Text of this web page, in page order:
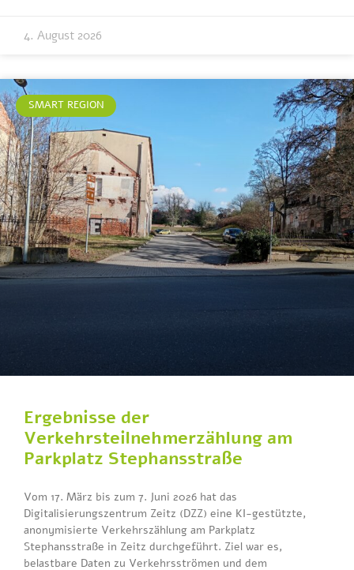
4. August 2026
SMART REGION
Ergebnisse der
Verkehrsteilnehmerzählung am
Parkplatz Stephansstraße
Vom 17. März bis zum 7. Juni 2026 hat das
Digitalisierungszentrum Zeitz (DZZ) eine KI-gestützte,
anonymisierte Verkehrszählung am Parkplatz
Stephansstraße in Zeitz durchgeführt. Ziel war es,
belastbare Daten zu Verkehrsströmen und dem